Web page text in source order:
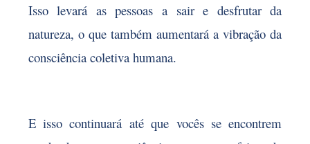
Isso levará as pessoas a sair e desfrutar da
natureza, o que também aumentará a vibração da
consciência coletiva humana.
E isso continuará até que vocês se encontrem